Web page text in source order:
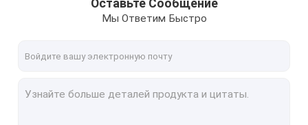
Оставьте Сообщение
Мы Ответим Быстро